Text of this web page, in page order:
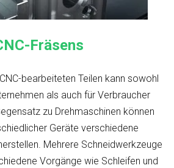
Fräsens
bearbeiteten Teilen kann sowohl
als auch für Verbraucher
zu Drehmaschinen können
Geräte verschiedene
Mehrere Schneidwerkzeuge
Vorgänge wie Schleifen und